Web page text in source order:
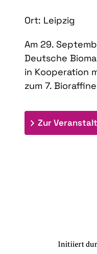
Ort: Leipzig
Am 29.
Deutsche
in Kooperation
zum 7.
Zur